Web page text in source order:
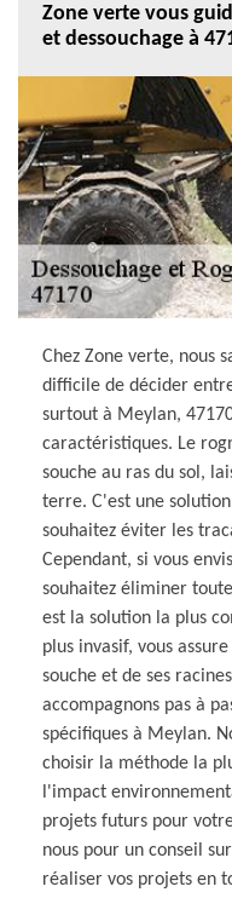
Zone verte vous
et dessouchage à
Chez Zone verte, nous
difficile de décider
surtout à Meylan,
caractéristiques. Le
souche au ras du sol,
terre. C'est une
souhaitez éviter les
Cependant, si vous
souhaitez éliminer
est la solution la plus
plus invasif, vous
souche et de ses
accompagnons pas à
spécifiques à Meylan.
choisir la méthode la
l'impact
projets futurs pour
nous pour un conseil
réaliser vos projets en